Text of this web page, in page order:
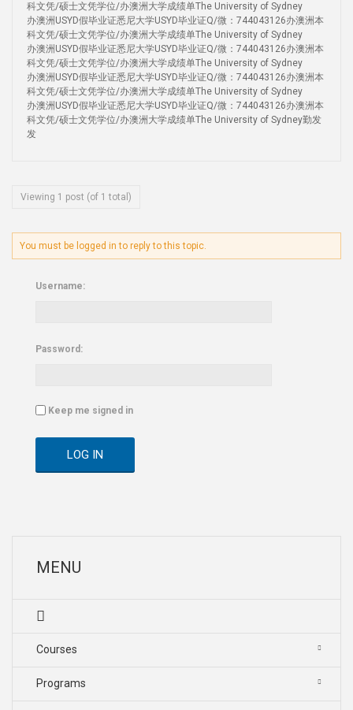
科文凭/硕士文凭学位/办澳洲大学成绩单The University of Sydney
办澳洲USYD假毕业证悉尼大学USYD毕业证Q/微：744043126办澳洲本
科文凭/硕士文凭学位/办澳洲大学成绩单The University of Sydney
办澳洲USYD假毕业证悉尼大学USYD毕业证Q/微：744043126办澳洲本
科文凭/硕士文凭学位/办澳洲大学成绩单The University of Sydney
办澳洲USYD假毕业证悉尼大学USYD毕业证Q/微：744043126办澳洲本
科文凭/硕士文凭学位/办澳洲大学成绩单The University of Sydney
办澳洲USYD假毕业证悉尼大学USYD毕业证Q/微：744043126办澳洲本
科文凭/硕士文凭学位/办澳洲大学成绩单The University of Sydney勤发
发
Viewing 1 post (of 1 total)
You must be logged in to reply to this topic.
Username:
Password:
Keep me signed in
LOG IN
MENU
Courses
Programs